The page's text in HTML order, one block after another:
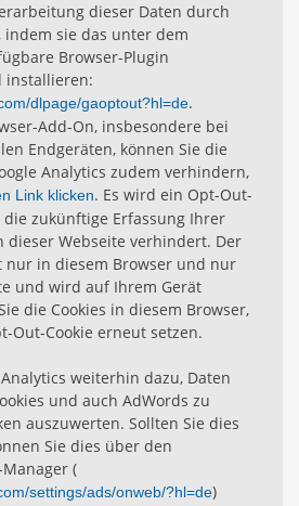
dieser Daten durch
indem sie das unter dem
Browser-Plugin
installieren:
dlpage/gaoptout?hl=de.
Add-On, insbesondere bei
Endgeräten, können Sie die
Analytics zudem verhindern,
Link klicken. Es wird ein Opt-Out-
die zukünftige Erfassung Ihrer
dieser Webseite verhindert. Der
nur in diesem Browser und nur
und wird auf Ihrem Gerät
die Cookies in diesem Browser,
Out-Cookie erneut setzen.
weiterhin dazu, Daten
und auch AdWords zu
auszuwerten. Sollten Sie dies
Sie dies über den
(
settings/ads/onweb/?hl=de)